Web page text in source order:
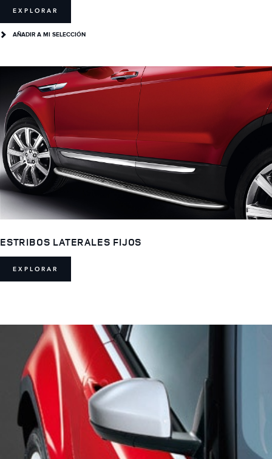
EXPLORAR
AÑADIR A MI SELECCIÓN
ESTRIBOS LATERALES FIJOS
EXPLORAR